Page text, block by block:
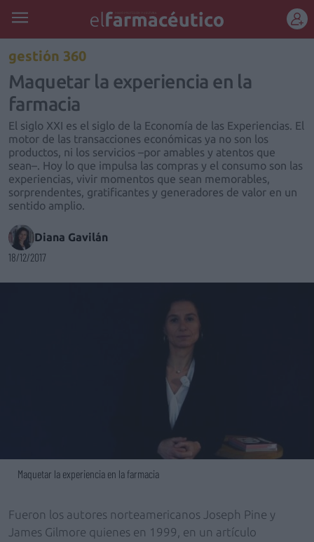
gestión 360
Maquetar la experiencia en la
farmacia
El siglo XXI es el siglo de la Economía de las Experiencias. El
motor de las transacciones económicas ya no son los
productos, ni los servicios –por amables y atentos que
sean–. Hoy lo que impulsa las compras y el consumo son las
experiencias, vivir momentos que sean memorables,
sorprendentes, gratificantes y generadores de valor en un
sentido amplio.
Diana Gavilán
18/12/2017
Maquetar la experiencia en la farmacia
Fueron los autores norteamericanos Joseph Pine y
James Gilmore quienes en 1999, en un artículo